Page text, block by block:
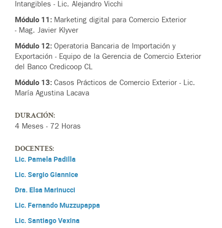
Intangibles - Lic. Alejandro Vicchi
Módulo 11: Marketing digital para Comercio Exterior
- Mag. Javier Klyver
Módulo 12: Operatoria Bancaria de Importación y
Exportación - Equipo de la Gerencia de Comercio Exterior
del Banco Credicoop CL
Módulo 13: Casos Prácticos de Comercio Exterior - Lic.
María Agustina Lacava
DURACIÓN:
4 Meses - 72 Horas
DOCENTES:
Lic. Pamela Padilla
Lic. Sergio Giannice
Dra. Elsa Marinucci
Lic. Fernando Muzzupappa
Lic. Santiago Vexina